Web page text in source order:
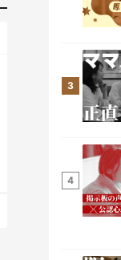
3
4